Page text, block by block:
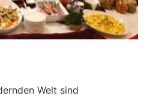
Welt sind